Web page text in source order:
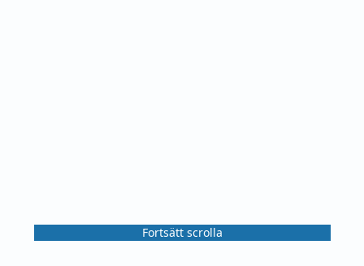
Fortsätt scrolla